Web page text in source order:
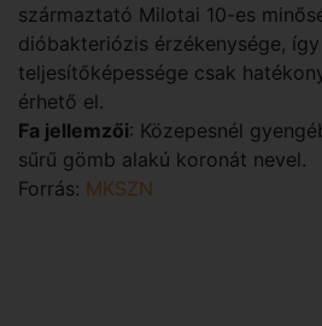
származtató Milotai 10-es
dióbakteriózis érzékenysége,
teljesítőképessége csak
érhető el.
Fa jellemzői: Közepesnél
sűrű gömb alakú koronát nevel.
Forrás: MKSZN